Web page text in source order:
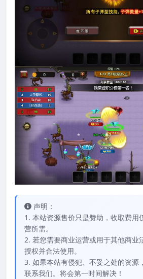
声明：
1. 本站资源售价只是赞助，收取费用
营所需。
2. 若您需要商业运营或用于其他商业
授权并合法使用。
3. 如果本站有侵犯、不妥之处的资源
联系我们。将会第一时间解决！